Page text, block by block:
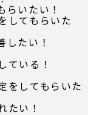
いたい！
してもらいた
したい！
ている！
をしてもらいた
たい！